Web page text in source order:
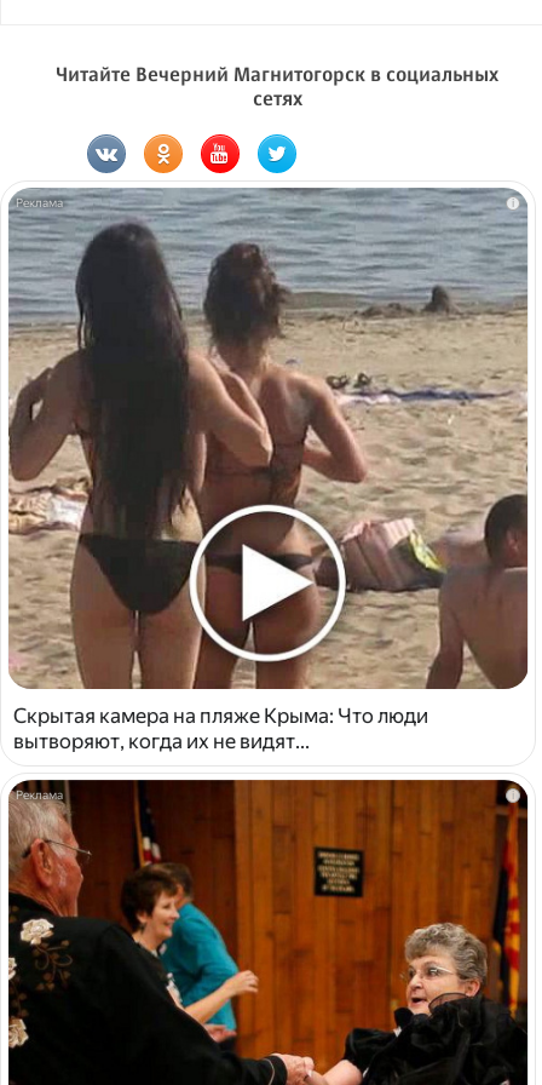
Читайте Вечерний Магнитогорск в социальных
сетях
i
Скрытая камера на пляже Крыма: Что люди
вытворяют, когда их не видят...
i